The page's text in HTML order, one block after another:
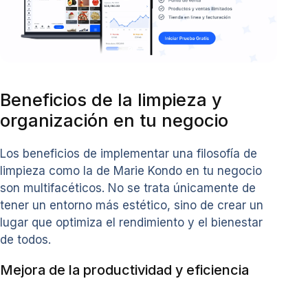
Beneficios de la limpieza y
organización en tu negocio
Los beneficios de implementar una filosofía de
limpieza como la de Marie Kondo en tu negocio
son multifacéticos. No se trata únicamente de
tener un entorno más estético, sino de crear un
lugar que optimiza el rendimiento y el bienestar
de todos.
Mejora de la productividad y eficiencia